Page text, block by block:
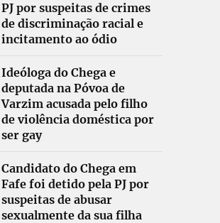
PJ por suspeitas de crimes
de discriminação racial e
incitamento ao ódio
Ideóloga do Chega e
deputada na Póvoa de
Varzim acusada pelo filho
de violência doméstica por
ser gay
Candidato do Chega em
Fafe foi detido pela PJ por
suspeitas de abusar
sexualmente da sua filha